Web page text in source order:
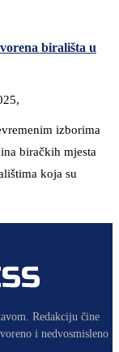
birališta u
izborima
biračkih mjesta
koja su
Redakciju čine
i nedvosmisleno